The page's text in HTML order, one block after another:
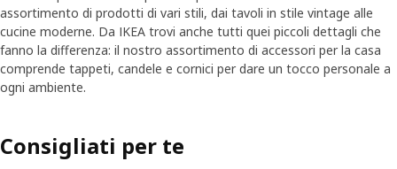
assortimento di prodotti di vari stili, dai tavoli in stile vintage alle
cucine moderne. Da IKEA trovi anche tutti quei piccoli dettagli che
fanno la differenza: il nostro assortimento di accessori per la casa
comprende tappeti, candele e cornici per dare un tocco personale a
ogni ambiente.
Consigliati per te